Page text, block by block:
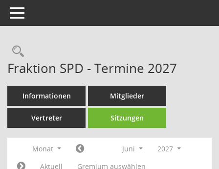
Toggle navigation
Rechercheauswahl
Fraktion SPD - Termine 2027
Informationen Mitglieder
Vertreter Sitzungen
Monat Juni
2027
Aktuell
Gremium auswählen